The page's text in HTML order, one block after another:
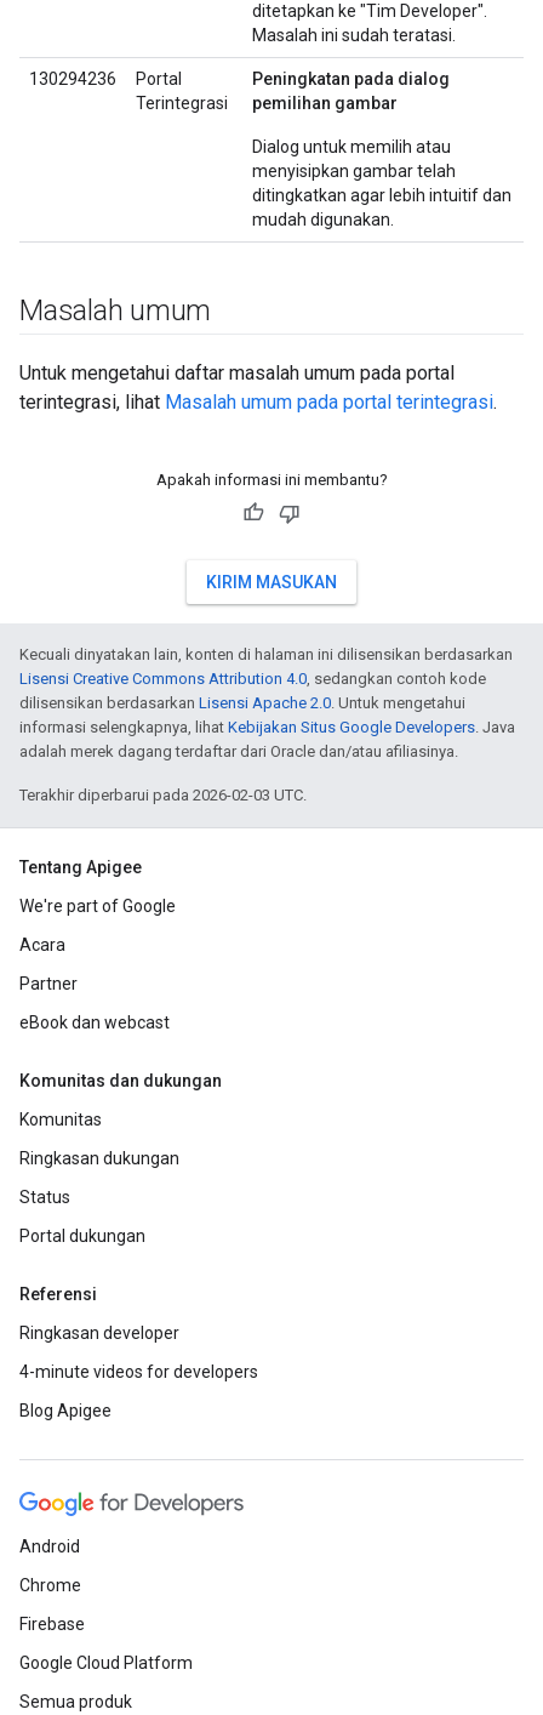
ditetapkan ke "Tim Developer".
Masalah ini sudah teratasi.
130294236
Portal
Terintegrasi
Peningkatan pada dialog
pemilihan gambar
Dialog untuk memilih atau
menyisipkan gambar telah
ditingkatkan agar lebih intuitif dan
mudah digunakan.
Masalah umum
Untuk mengetahui daftar masalah umum pada portal
terintegrasi, lihat Masalah umum pada portal terintegrasi.
Apakah informasi ini membantu?
KIRIM MASUKAN
Kecuali dinyatakan lain, konten di halaman ini dilisensikan berdasarkan
Lisensi Creative Commons Attribution 4.0, sedangkan contoh kode
dilisensikan berdasarkan Lisensi Apache 2.0. Untuk mengetahui
informasi selengkapnya, lihat Kebijakan Situs Google Developers. Java
adalah merek dagang terdaftar dari Oracle dan/atau afiliasinya.
Terakhir diperbarui pada 2026-02-03 UTC.
Tentang Apigee
We're part of Google
Acara
Partner
eBook dan webcast
Komunitas dan dukungan
Komunitas
Ringkasan dukungan
Status
Portal dukungan
Referensi
Ringkasan developer
4-minute videos for developers
Blog Apigee
Android
Chrome
Firebase
Google Cloud Platform
Semua produk